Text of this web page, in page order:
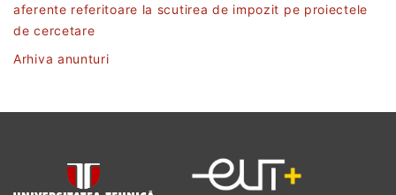
aferente referitoare la scutirea de impozit pe proiectele
de cercetare
Arhiva anunturi